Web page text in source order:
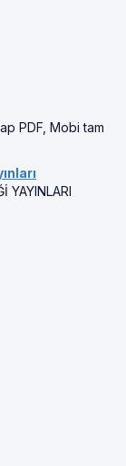
PDF, Mobi tam
YAYINLARI